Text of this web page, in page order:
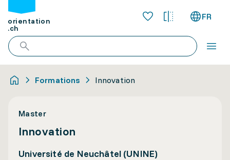
orientation
.ch
FR
Formations Innovation
Master
Innovation
Université de Neuchâtel (UNINE)